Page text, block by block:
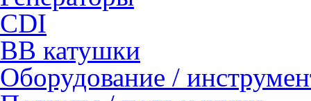
CDI
ВВ катушки
Оборудование /